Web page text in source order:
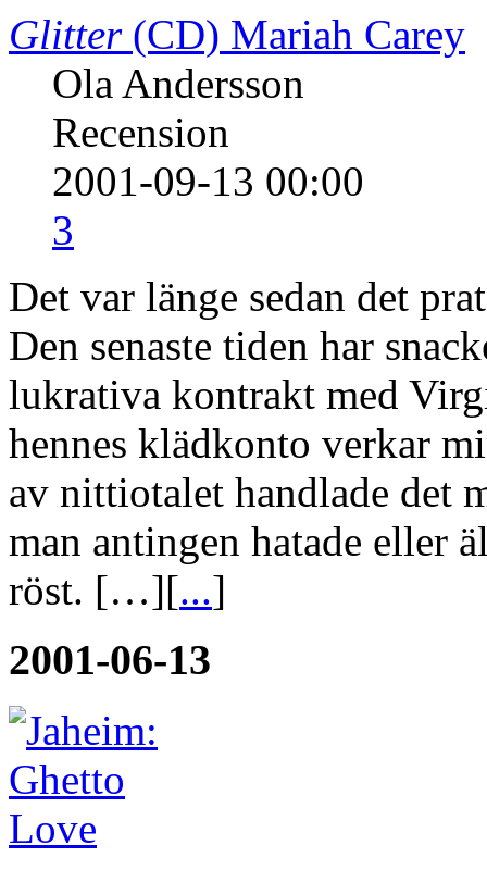
Glitter(CD) Mariah Carey
Ola Andersson
Recension
2001-09-13 00:00
3
Det var länge sedan det
Den senaste tiden har
lukrativa kontrakt med
hennes klädkonto verkar
av nittiotalet handlade det
man antingen hatade eller
röst. […][...]
2001-06-13